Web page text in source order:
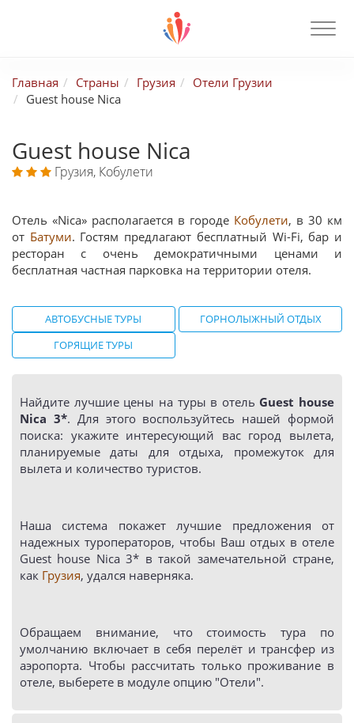
Главная Страны Грузия
Отели Грузии
Guest house Nica
Guest house Nica
Грузия, Кобулети
Отель «Nica» располагается в городе Кобулети, в 30 км
от Батуми. Гостям предлагают бесплатный Wi-Fi, бар и
ресторан с очень демократичными ценами и
бесплатная частная парковка на территории отеля.
АВТОБУСНЫЕ ТУРЫ
ГОРНОЛЫЖНЫЙ ОТДЫХ
ГОРЯЩИЕ ТУРЫ
Найдите лучшие цены на туры в отель Guest house
Nica 3*. Для этого воспользуйтесь нашей формой
поиска: укажите интересующий вас город вылета,
планируемые даты для отдыха, промежуток для
вылета и количество туристов.
Наша система покажет лучшие предложения от
надежных туроператоров, чтобы Ваш отдых в отеле
Guest house Nica 3* в такой замечательной стране,
как Грузия, удался наверняка.
Обращаем внимание, что стоимость тура по
умолчанию включает в себя перелёт и трансфер из
аэропорта. Чтобы рассчитать только проживание в
отеле, выберете в модуле опцию "Отели".